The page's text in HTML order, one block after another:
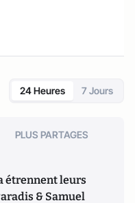
24 Heures 7 Jours
PLUS PARTAGES
étrennent leurs
& Samuel